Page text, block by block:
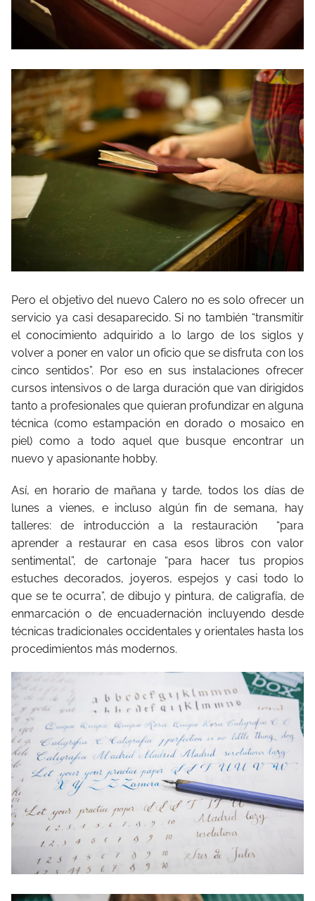
Pero el objetivo del nuevo Calero no es solo ofrecer un
servicio ya casi desaparecido. Si no también “transmitir
el conocimiento adquirido a lo largo de los siglos y
volver a poner en valor un oficio que se disfruta con los
cinco sentidos”. Por eso en sus instalaciones ofrecer
cursos intensivos o de larga duración que van dirigidos
tanto a profesionales que quieran profundizar en alguna
técnica (como estampación en dorado o mosaico en
piel) como a todo aquel que busque encontrar un
nuevo y apasionante hobby.
Así, en horario de mañana y tarde, todos los días de
lunes a vienes, e incluso algún fin de semana, hay
talleres: de introducción a la restauración “para
aprender a restaurar en casa esos libros con valor
sentimental”, de cartonaje “para hacer tus propios
estuches decorados, joyeros, espejos y casi todo lo
que se te ocurra”, de dibujo y pintura, de caligrafía, de
enmarcación o de encuadernación incluyendo desde
técnicas tradicionales occidentales y orientales hasta los
procedimientos más modernos.